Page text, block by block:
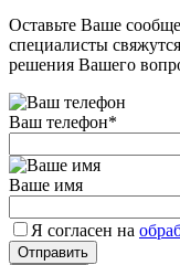
Оставьте Ваше
специалисты
решения Вашего
Ваш телефон*
Ваше имя
Я согласен на